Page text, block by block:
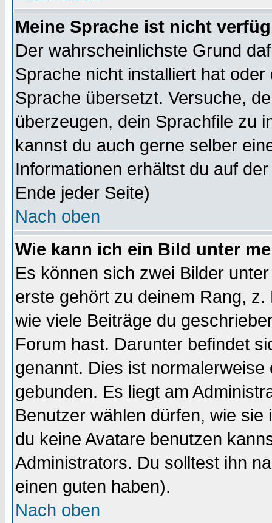
Meine Sprache ist nicht
Der wahrscheinlichste Grund
Sprache nicht installiert hat
Sprache übersetzt. Versuche,
überzeugen, dein Sprachfile zu
kannst du auch gerne selber
Informationen erhältst du auf
Ende jeder Seite)
Nach oben
Wie kann ich ein Bild unter
Es können sich zwei Bilder
erste gehört zu deinem Rang,
wie viele Beiträge du
Forum hast. Darunter befindet
genannt. Dies ist
gebunden. Es liegt am
Benutzer wählen dürfen, wie
du keine Avatare benutzen
Administrators. Du solltest ihn
einen guten haben).
Nach oben